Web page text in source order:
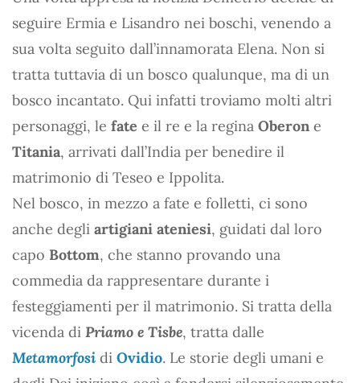
seguire Ermia e Lisandro nei boschi, venendo a
sua volta seguito dall’innamorata Elena. Non si
tratta tuttavia di un bosco qualunque, ma di un
bosco incantato. Qui infatti troviamo molti altri
personaggi, le fate e il re e la regina Oberon e
Titania, arrivati dall’India per benedire il
matrimonio di Teseo e Ippolita.
Nel bosco, in mezzo a fate e folletti, ci sono
anche degli artigiani ateniesi, guidati dal loro
capo Bottom, che stanno provando una
commedia da rappresentare durante i
festeggiamenti per il matrimonio. Si tratta della
vicenda di Priamo e Tisbe, tratta dalle
Metamorfosi di Ovidio. Le storie degli umani e